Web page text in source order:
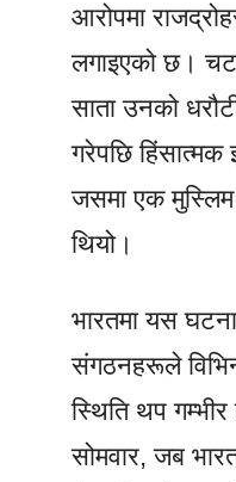
आरोपमा
लगाइएको छ।
साता उनको
गरेपछि
जसमा एक
थियो।
भारतमा यस
संगठनहरूले
स्थिति थप
सोमवार, जब